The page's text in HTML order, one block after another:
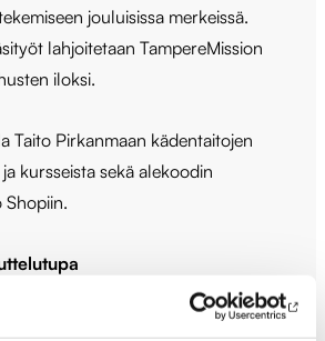
jouluisissa merkeissä.
lahjoitetaan TampereMission
iloksi.
Taito Pirkanmaan kädentaitojen
kursseista sekä alekoodin
Shopiin.
Tule huojentamaan mieltäsi
Senioripysäkin ammattilaiset